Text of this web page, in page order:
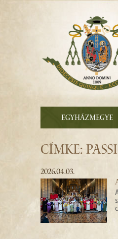
Egyházmegye
CÍMKE:
2026.04.03.